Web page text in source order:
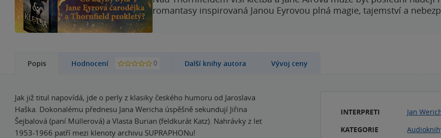
romantasy inspirovaná Janou Eyrovou plná magie, tajemství a
Popis Hodnocení 0 Další knihy autora Vývoj ceny
Jak již titul napovídá, jde o perly z klasiky českého humoru od Jaroslava
Haška. Dokonalému přednesu Jana Wericha úspěšně sekundují Jiřina
Šejbalová (paní Müllerová) a Vlasta Burian (feldkurát Katz). Nahrávky z let
1953-1966 patří mezi klenoty archivu SUPRAPHONu!
INTERPRETI Jan
KATEGORIE